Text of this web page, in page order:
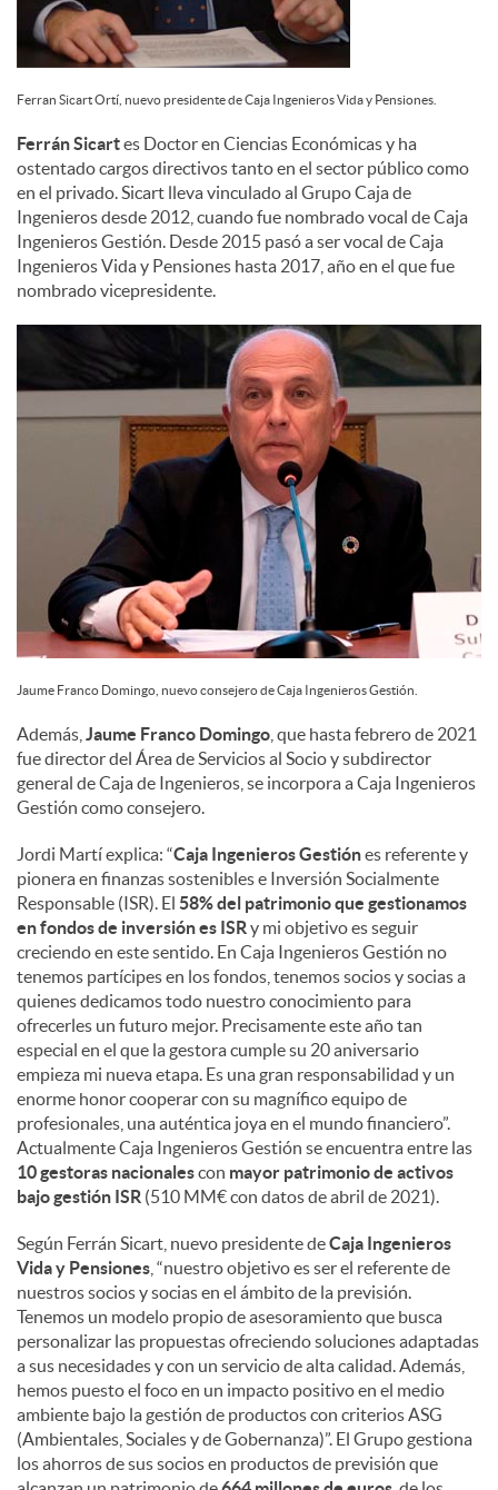
Ferran Sicart Ortí, nuevo presidente de Caja Ingenieros Vida y Pensiones.
Ferrán Sicartes Doctor en Ciencias Económicas y ha
ostentado cargos directivos tanto en el sector público como
en el privado. Sicart lleva vinculado al Grupo Caja de
Ingenieros desde 2012, cuando fue nombrado vocal de Caja
Ingenieros Gestión. Desde 2015 pasó a ser vocal de Caja
Ingenieros Vida y Pensiones hasta 2017, año en el que fue
nombrado vicepresidente.
Jaume Franco Domingo, nuevo consejero de Caja Ingenieros Gestión.
Además, Jaume Franco Domingo , que hasta febrero de 2021
fue director del Área de Servicios al Socio y subdirector
general de Caja de Ingenieros, se incorpora a Caja Ingenieros
Gestión como consejero.
Jordi Martí explica: “Caja Ingenieros Gestiónes referente y
pionera en finanzas sostenibles e Inversión Socialmente
Responsable (ISR). El 58% del patrimonio que gestionamos
en fondos de inversión es ISRy mi objetivo es seguir
creciendo en este sentido. En Caja Ingenieros Gestión no
tenemos partícipes en los fondos, tenemos socios y socias a
quienes dedicamos todo nuestro conocimiento para
ofrecerles un futuro mejor. Precisamente este año tan
especial en el que la gestora cumple su 20 aniversario
empieza mi nueva etapa. Es una gran responsabilidad y un
enorme honor cooperar con su magnífico equipo de
profesionales, una auténtica joya en el mundo financiero”.
Actualmente Caja Ingenieros Gestión se encuentra entre las
10 gestoras nacionalescon mayor patrimonio de activos
bajo gestión ISR (510 MM€ con datos de abril de 2021).
Según Ferrán Sicart, nuevo presidente deCaja Ingenieros
Vida y Pensiones , “nuestro objetivo es ser el referente de
nuestros socios y socias en el ámbito de la previsión.
Tenemos un modelo propio de asesoramiento que busca
personalizar las propuestas ofreciendo soluciones adaptadas
a sus necesidades y con un servicio de alta calidad. Además,
hemos puesto el foco en un impacto positivo en el medio
ambiente bajo la gestión de productos con criterios ASG
(Ambientales, Sociales y de Gobernanza)”. El Grupo gestiona
los ahorros de sus socios en productos de previsión que